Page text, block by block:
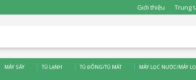
Giới thiệu Trung
MÁY SẤY TỦ LẠNH TỦ ĐÔNG/TỦ MÁT MÁY LỌC NƯỚC/MÁY